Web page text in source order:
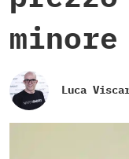
minore
Luca